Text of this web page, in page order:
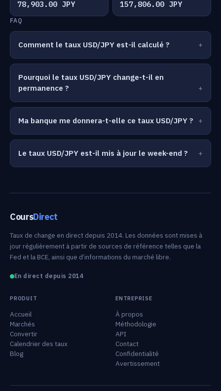
78,903.00 JPY 157,806.00 JPY
FAQ
Comment le taux USD/JPY est-il calculé ?
Pourquoi le taux USD/JPY change-t-il en
permanence ?
Ma banque me donnera-t-elle ce taux USD/JPY ?
Le taux USD/JPY est-il mis à jour le week-end ?
CoursDirect
Taux de change en direct depuis 2014. Les données sont mises à
jour régulièrement à partir de sources de référence telles que la
Fed et la BCE, ainsi que d’informations du marché libre.
En direct depuis 2014
PRODUIT
Accueil
Marchés
Convertir
Calendrier des taux
Blog
ENTREPRISE
À propos
Méthodologie
API
Contact
Confidentialité
Avertissement